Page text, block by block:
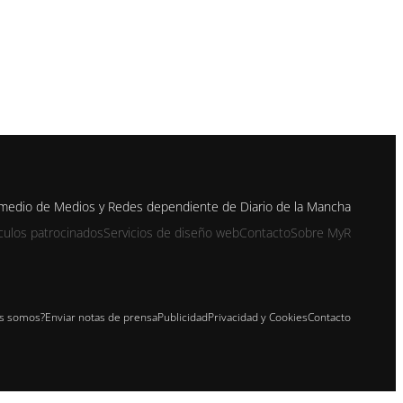
de Medios y Redes dependiente de Diario de la Mancha
patrocinadosServicios de diseño webContactoSobre MyR
somos?Enviar notas de prensaPublicidadPrivacidad y CookiesContacto